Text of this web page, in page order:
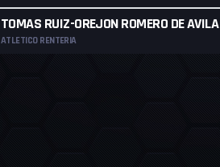
TOMAS RUIZ-OREJON ROMERO DE AVILA
ATLETICO RENTERIA